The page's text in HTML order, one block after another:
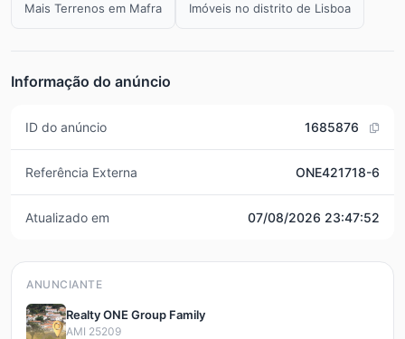
Mais Terrenos em Mafra Imóveis no distrito de Lisboa
Informação do anúncio
ID do anúncio 1685876
Referência Externa ONE421718-6
Atualizado em 07/08/2026 23:47:52
ANUNCIANTE
Realty ONE Group Family
AMI 25209